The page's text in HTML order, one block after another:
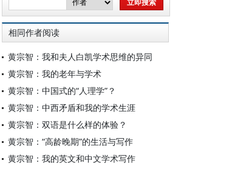
相同作者阅读
黄宗智：我和夫人白凯学术思维的异同
黄宗智：我的老年与学术
黄宗智：中国式的“人理学”？
黄宗智：中西矛盾和我的学术生涯
黄宗智：双语是什么样的体验？
黄宗智：“高龄晚期”的生活与写作
黄宗智：我的英文和中文学术写作